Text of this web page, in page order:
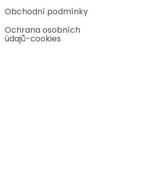
Obchodní podmínky
Ochrana osobních
údajů-cookies